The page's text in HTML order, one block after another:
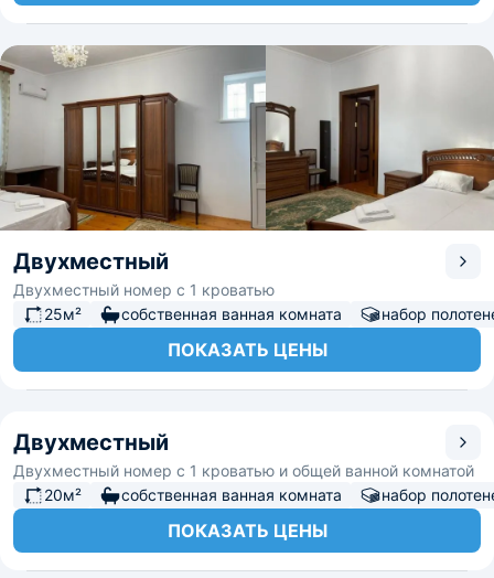
Двухместный
Двухместный номер с 1 кроватью
25м²
собственная ванная комната набор
ПОКАЗАТЬ ЦЕНЫ
Двухместный
Двухместный номер с 1 кроватью и общей ванной комнатой
20м²
собственная ванная комната набор
ПОКАЗАТЬ ЦЕНЫ